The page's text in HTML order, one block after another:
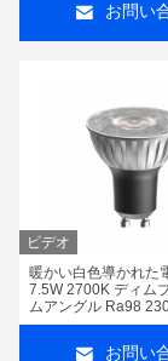
お問い
ビデオ
暖かい白色導かれた
7.5W 2700K ディム
ムアングル Ra98
お問い